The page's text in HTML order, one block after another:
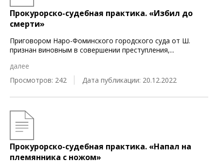
Прокурорско-судебная практика. «Избил до
смерти»
Приговором Наро-Фоминского городского суда от Ш.
признан виновным в совершении преступления,...
далее
Просмотров: 242
Дата публикации: 20.12.2022
Прокурорско-судебная практика. «Напал на
племянника с ножом»